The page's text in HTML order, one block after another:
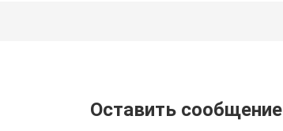
Оставить сообщение